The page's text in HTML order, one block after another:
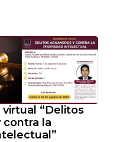
“Delitos
contra la